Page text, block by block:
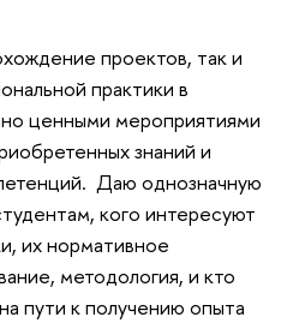
проектов, так и
практики в
ценными мероприятиями
знаний и
Даю однозначную
кого интересуют
их нормативное
методология, и кто
пути к получению опыта